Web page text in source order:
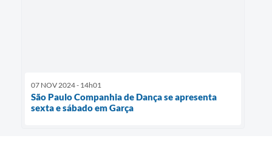
07 NOV 2024 - 14h01
São Paulo Companhia de Dança se apresenta
sexta e sábado em Garça